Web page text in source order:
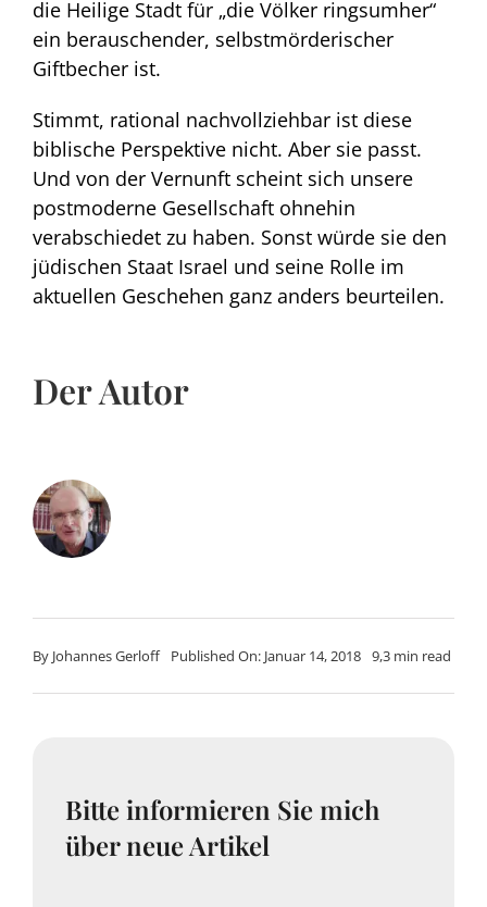
die Heilige Stadt für „die Völker ringsumher“
ein berauschender, selbstmörderischer
Giftbecher ist.
Stimmt, rational nachvollziehbar ist diese
biblische Perspektive nicht. Aber sie passt.
Und von der Vernunft scheint sich unsere
postmoderne Gesellschaft ohnehin
verabschiedet zu haben. Sonst würde sie den
jüdischen Staat Israel und seine Rolle im
aktuellen Geschehen ganz anders beurteilen.
Der Autor
By Johannes Gerloff Published On: Januar 14, 2018 9,3 min read
Bitte informieren Sie mich
über neue Artikel